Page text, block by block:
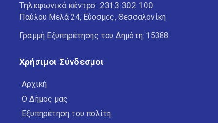
Τηλεφωνικό κέντρο: 2313 302 100
Παύλου Μελά 24, Εύοσμος, Θεσσαλονίκη
Γραμμή Εξυπηρέτησης του Δημότη: 15388
Χρήσιμοι Σύνδεσμοι
Αρχική
Ο Δήμος μας
Εξυπηρέτηση του πολίτη